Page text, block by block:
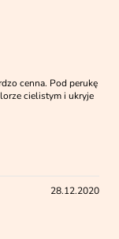
cenna. Pod perukę
cielistym i ukryje
28.12.2020